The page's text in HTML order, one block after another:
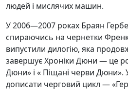
людей і мислячих машин.
У 2006—2007 роках Браян
спираючись на чернетки
випустили дилогію, яка
завершує Хроніки Дюни — це
Дюни» і « Піщані черви Дюни».
дописати черговий цикл —